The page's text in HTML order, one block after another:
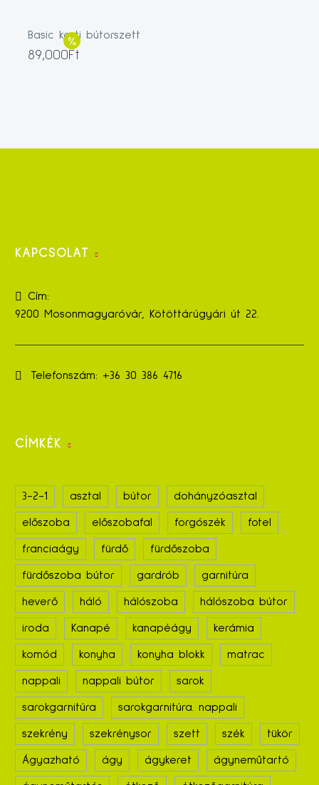
Basic kerti bútorszett
89,000Ft
KAPCSOLAT
Cím:
9200 Mosonmagyaróvár, Kötöttárúgyári út 22.
Telefonszám: +36 30 386 4716
CÍMKÉK
3-2-1 asztal bútor dohányzóasztal
előszoba előszobafal forgószék fotel
franciaágy fürdő fürdőszoba
fürdőszoba bútor gardrób garnitúra
heverő háló hálószoba hálószoba bútor
iroda Kanapé kanapéágy kerámia
komód konyha konyha blokk matrac
nappali nappali bútor sarok
sarokgarnitúra sarokgarnitúra. nappali
szekrény szekrénysor szett szék tükör
Ágyazható ágy ágykeret ágyneműtartó